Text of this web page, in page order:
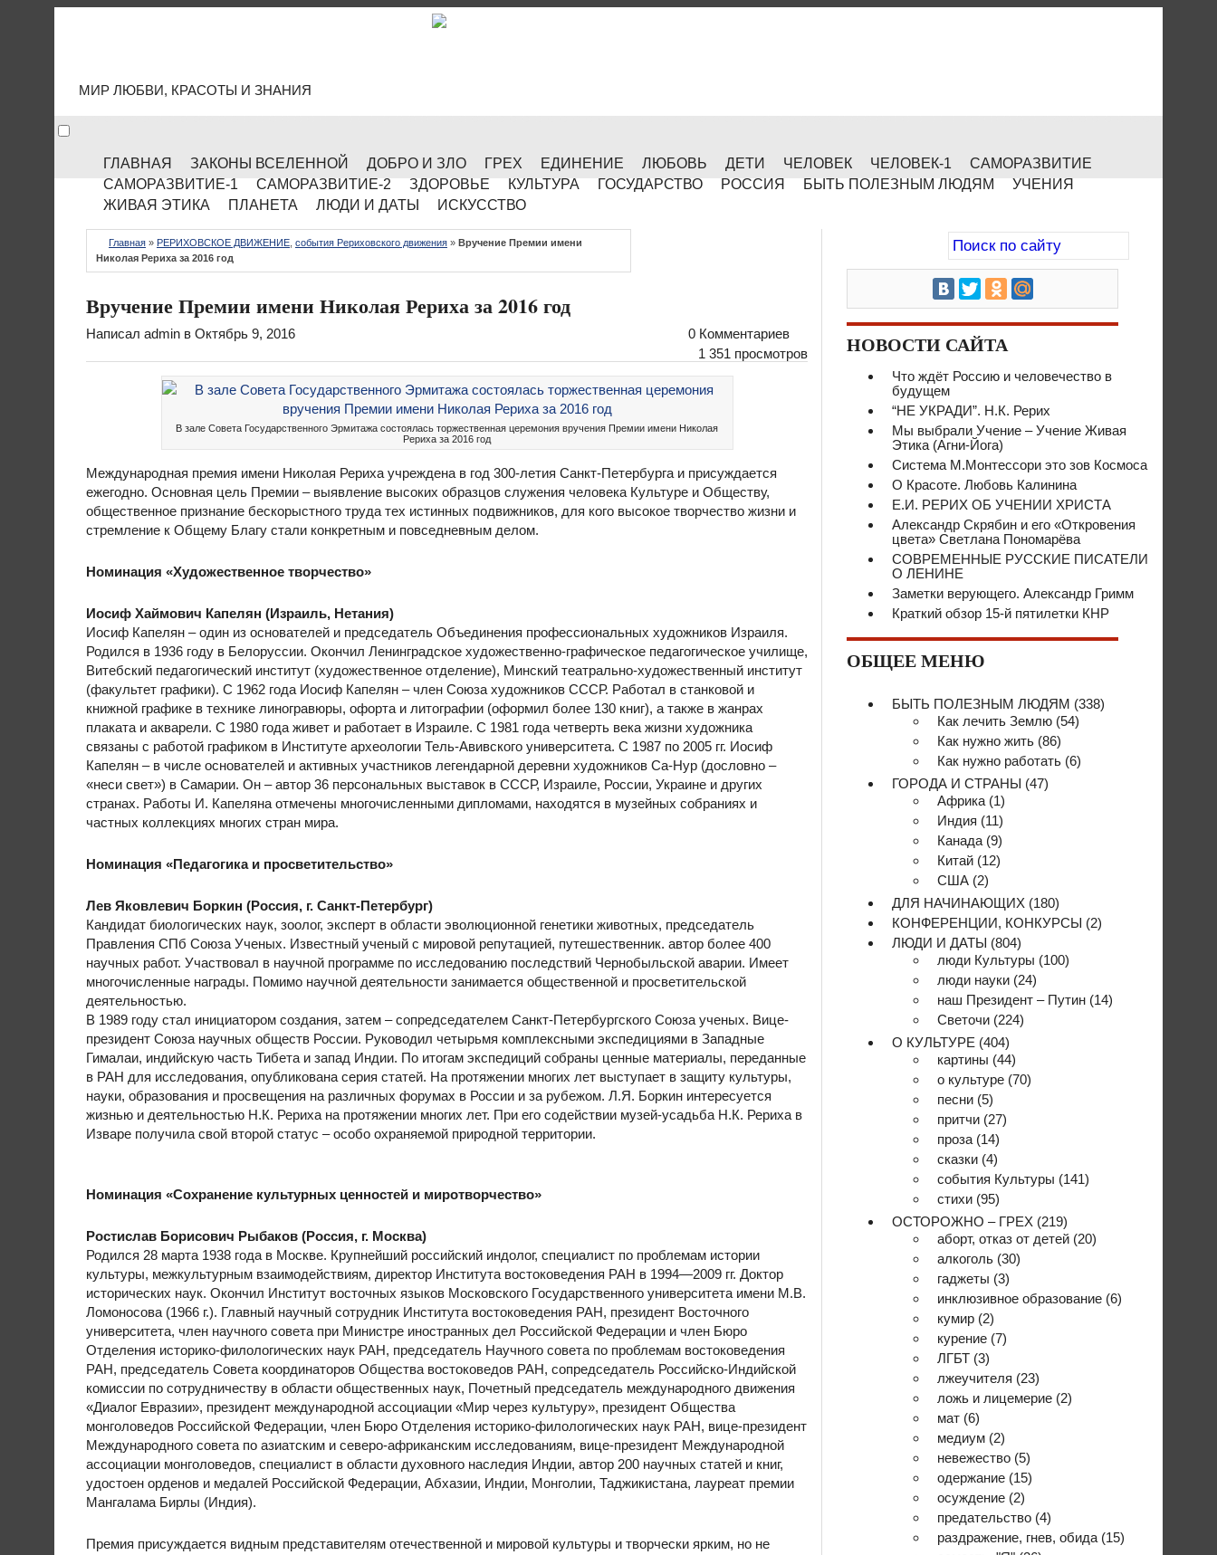
МИР ЛЮБВИ, КРАСОТЫ И ЗНАНИЯ
ГЛАВНАЯ ЗАКОНЫ ВСЕЛЕННОЙ ДОБРО И ЗЛО ГРЕХ ЕДИНЕНИЕ ЛЮБОВЬ ДЕТИ ЧЕЛОВЕК ЧЕЛОВЕК-1
САМОРАЗВИТИЕ
САМОРАЗВИТИЕ-1
САМОРАЗВИТИЕ-2 ЗДОРОВЬЕ КУЛЬТУРА ГОСУДАРСТВО РОССИЯ БЫТЬ ПОЛЕЗНЫМ ЛЮДЯМ
УЧЕНИЯ
ЖИВАЯ ЭТИКА
ПЛАНЕТА ЛЮДИ И ДАТЫ ИСКУССТВО
Главная » РЕРИХОВСКОЕ ДВИЖЕНИЕ события Рериховского движения » Вручение Премии имени
Николая Рериха за 2016 год
Вручение Премии имени Николая Рериха за 2016 год
Написал admin в Октябрь 9, 2016
0 Комментариев
1 351 просмотров
В зале Совета Государственного Эрмитажа состоялась торжественная церемония вручения Премии имени Николая
Рериха за 2016 год
Международная премия имени Николая Рериха учреждена в год 300-летия Санкт-Петербурга и присуждается
ежегодно. Основная цель Премии – выявление высоких образцов служения человека Культуре и Обществу,
общественное признание бескорыстного труда тех истинных подвижников, для кого высокое творчество жизни и
стремление к Общему Благу стали конкретным и повседневным делом.
Номинация «Художественное творчество»
Иосиф Хаймович Капелян (Израиль, Нетания)
Иосиф Капелян – один из основателей и председатель Объединения профессиональных художников Израиля.
Родился в 1936 году в Белоруссии. Окончил Ленинградское художественно-графическое педагогическое училище,
Витебский педагогический институт (художественное отделение), Минский театрально-художественный институт
(факультет графики). С 1962 года Иосиф Капелян – член Союза художников СССР. Работал в станковой и
книжной графике в технике линогравюры, офорта и литографии (оформил более 130 книг), а также в жанрах
плаката и акварели. С 1980 года живет и работает в Израиле. С 1981 года четверть века жизни художника
связаны с работой графиком в Институте археологии Тель-Авивского университета. С 1987 по 2005 гг. Иосиф
Капелян – в числе основателей и активных участников легендарной деревни художников Са-Нур (дословно –
«неси свет») в Самарии. Он – автор 36 персональных выставок в СССР, Израиле, России, Украине и других
странах. Работы И. Капеляна отмечены многочисленными дипломами, находятся в музейных собраниях и
частных коллекциях многих стран мира.
Номинация «Педагогика и просветительство»
Лев Яковлевич Боркин (Россия, г. Санкт-Петербург)
Кандидат биологических наук, зоолог, эксперт в области эволюционной генетики животных, председатель
Правления СПб Союза Ученых. Известный ученый с мировой репутацией, путешественник. автор более 400
научных работ. Участвовал в научной программе по исследованию последствий Чернобыльской аварии. Имеет
многочисленные награды. Помимо научной деятельности занимается общественной и просветительской
деятельностью.
В 1989 году стал инициатором создания, затем – сопредседателем Санкт-Петербургского Союза ученых. Вице-
президент Союза научных обществ России. Руководил четырьмя комплексными экспедициями в Западные
Гималаи, индийскую часть Тибета и запад Индии. По итогам экспедиций собраны ценные материалы, переданные
в РАН для исследования, опубликована серия статей. На протяжении многих лет выступает в защиту культуры,
науки, образования и просвещения на различных форумах в России и за рубежом. Л.Я. Боркин интересуется
жизнью и деятельностью Н.К. Рериха на протяжении многих лет. При его содействии музей-усадьба Н.К. Рериха в
Изваре получила свой второй статус – особо охраняемой природной территории.
Номинация «Сохранение культурных ценностей и миротворчество»
Ростислав Борисович Рыбаков (Россия, г. Москва)
Родился 28 марта 1938 года в Москве. Крупнейший российский индолог, специалист по проблемам истории
культуры, межкультурным взаимодействиям, директор Института востоковедения РАН в 1994—2009 гг. Доктор
исторических наук. Окончил Институт восточных языков Московского Государственного университета имени М.В.
Ломоносова (1966 г.). Главный научный сотрудник Института востоковедения РАН, президент Восточного
университета, член научного совета при Министре иностранных дел Российской Федерации и член Бюро
Отделения историко-филологических наук РАН, председатель Научного совета по проблемам востоковедения
РАН, председатель Совета координаторов Общества востоковедов РАН, сопредседатель Российско-Индийской
комиссии по сотрудничеству в области общественных наук, Почетный председатель международного движения
«Диалог Евразии», президент международной ассоциации «Мир через культуру», президент Общества
монголоведов Российской Федерации, член Бюро Отделения историко-филологических наук РАН, вице-президент
Международного совета по азиатским и северо-африканским исследованиям, вице-президент Международной
ассоциации монголоведов, специалист в области духовного наследия Индии, автор 200 научных статей и книг,
удостоен орденов и медалей Российской Федерации, Абхазии, Индии, Монголии, Таджикистана, лауреат премии
Мангалама Бирлы (Индия).
Премия присуждается видным представителям отечественной и мировой культуры и творчески ярким, но не
НОВОСТИ САЙТА
Что ждёт Россию и человечество в
будущем
“НЕ УКРАДИ”. Н.К. Рерих
Мы выбрали Учение – Учение Живая
Этика (Агни-Йога)
Система М.Монтессори это зов Космоса
О Красоте. Любовь Калинина
Е.И. РЕРИХ ОБ УЧЕНИИ ХРИСТА
Александр Скрябин и его «Откровения
цвета» Светлана Пономарёва
СОВРЕМЕННЫЕ РУССКИЕ ПИСАТЕЛИ
О ЛЕНИНЕ
Заметки верующего. Александр Гримм
Краткий обзор 15-й пятилетки КНР
ОБЩЕЕ МЕНЮ
БЫТЬ ПОЛЕЗНЫМ ЛЮДЯМ (338)
Как лечить Землю (54)
Как нужно жить (86)
Как нужно работать (6)
ГОРОДА И СТРАНЫ (47)
Африка (1)
Индия (11)
Канада (9)
Китай (12)
США (2)
ДЛЯ НАЧИНАЮЩИХ (180)
КОНФЕРЕНЦИИ, КОНКУРСЫ (2)
ЛЮДИ И ДАТЫ (804)
люди Культуры (100)
люди науки (24)
наш Президент – Путин (14)
Светочи (224)
О КУЛЬТУРЕ (404)
картины (44)
о культуре (70)
песни (5)
притчи (27)
проза (14)
сказки (4)
события Культуры (141)
стихи (95)
ОСТОРОЖНО – ГРЕХ (219)
аборт, отказ от детей (20)
алкоголь (30)
гаджеты (3)
инклюзивное образование (6)
кумир (2)
курение (7)
ЛГБТ (3)
лжеучителя (23)
ложь и лицемерие (2)
мат (6)
медиум (2)
невежество (5)
одержание (15)
осуждение (2)
предательство (4)
раздражение, гнев, обида (15)